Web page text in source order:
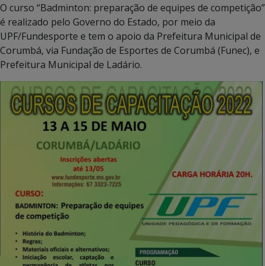
O curso “Badminton: preparação de equipes de competição”
é realizado pelo Governo do Estado, por meio da
UPF/Fundesporte e tem o apoio da Prefeitura Municipal de
Corumbá, via Fundação de Esportes de Corumbá (Funec), e
Prefeitura Municipal de Ladário.